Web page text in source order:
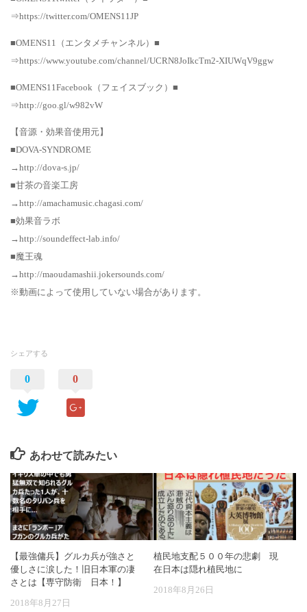
⇒https://twitter.com/OMENS11JP
■OMENS11（エンタメチャンネル）■
⇒https://www.youtube.com/channel/UCRN8JoIkcTm2-XIUWqV9ggw
■OMENS11Facebook（フェイスブック）■
⇒http://goo.gl/w982vW
【音源・効果音使用元】
■DOVA-SYNDROME
→http://dova-s.jp/
■甘茶の音楽工房
→http://amachamusic.chagasi.com/
■効果音ラボ
→http://soundeffect-lab.info/
■魔王魂
→http://maoudamashii.jokersounds.com/
※動画によって使用していない場合があります。
シェアする
0 0
あわせて読みたい
【最強傭兵】グルカ兵が強さと
優しさに涙した！旧日本軍の凄
さとは【専守防衛 日本！】
2018年8月27日
植民地支配５００年の悲劇 現
在日本は隠れ植民地に
2018年8月26日